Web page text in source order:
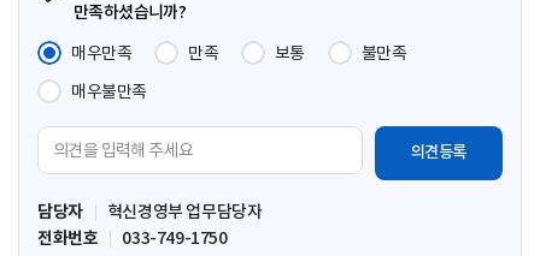
만족하셨습니까?
매우만족
만족 보통
불만족
매우불만족
견
입
력
담당자
혁신경영부 업무담당자
전화번호
033-749-1750